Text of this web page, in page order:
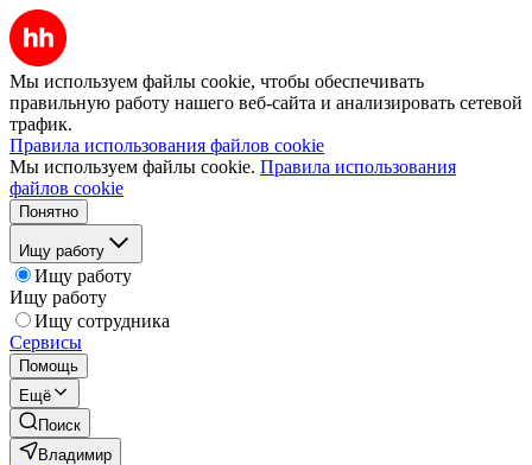
Мы используем файлы cookie, чтобы обеспечивать
правильную работу нашего веб-сайта и анализировать сетевой
трафик.
Правила использования файлов cookie
Мы используем файлы cookie. Правила использования
файлов cookie
Понятно
Ищу работу
Ищу работу
Ищу работу
Ищу сотрудника
Сервисы
Помощь
Ещё
Поиск
Владимир